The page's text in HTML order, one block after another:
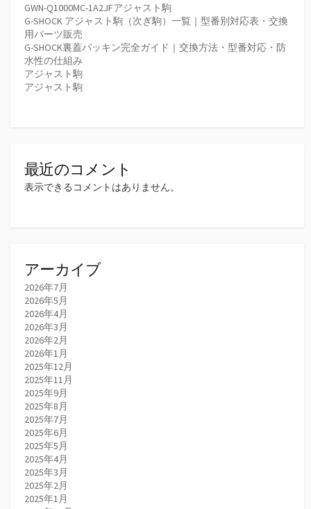
GWN-Q1000MC-1A2JFアジャスト駒
G-SHOCK アジャスト駒（次ぎ駒）一覧｜型番別対応表・交換
用パーツ販売
G-SHOCK裏蓋パッキン完全ガイド｜交換方法・型番対応・防
水性の仕組み
アジャスト駒
アジャスト駒
最近のコメント
表示できるコメントはありません。
アーカイブ
2026年7月
2026年5月
2026年4月
2026年3月
2026年2月
2026年1月
2025年12月
2025年11月
2025年9月
2025年8月
2025年7月
2025年6月
2025年5月
2025年4月
2025年3月
2025年2月
2025年1月